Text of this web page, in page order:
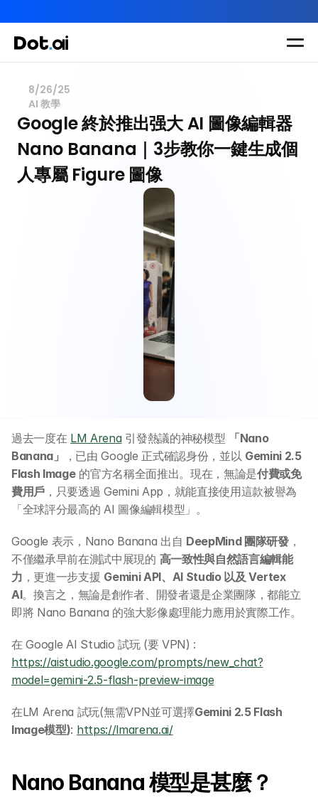
8/26/25
AI 教學
Google 終於推出强大 AI 圖像編輯器
Nano Banana｜3步教你一鍵生成個
人專屬 Figure 圖像
過去一度在 LM Arena 引發熱議的神秘模型
「Nano
Banana」
，已由 Google 正式確認身份，並以 Gemini 2.5
Flash Image 的官方名稱全面推出。現在，無論是付費或免
費用戶 ，只要透過 Gemini App，就能直接使用這款被譽為
「全球評分最高的 AI 圖像編輯模型」。
Google 表示，Nano Banana 出自 DeepMind 團隊研發，
不僅繼承早前在測試中展現的 高一致性與自然語言編輯能
力 ，更進一步支援 Gemini API、AI Studio 以及 Vertex
AI。換言之，無論是創作者、開發者還是企業團隊，都能立
即將 Nano Banana 的強大影像處理能力應用於實際工作。
https://aistudio.google.com/prompts/new_chat?
model=gemini-2.5-flash-preview-image
在LM Arena 試玩(無需VPN並可選擇Gemini 2.5 Flash
Image模型): https://lmarena.ai/
Nano Banana 模型是甚麼？
Dot.AI Academy
全港最貼地AI課程
三大恆常課程 主題課程
所有課程
多種專項技能提
升課程
實用課程
我們有三大課程